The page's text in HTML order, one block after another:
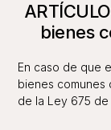
bienes
En caso de que
bienes comunes
de la Ley 675 de